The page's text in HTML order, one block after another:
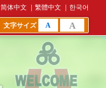
简体中文 繁體中文 한국어
文字サイズ A A